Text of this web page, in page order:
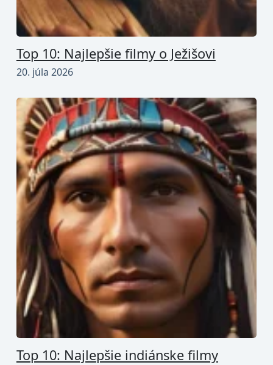
Top 10: Najlepšie filmy o Ježišovi
20. júla 2026
Top 10: Najlepšie indiánske filmy